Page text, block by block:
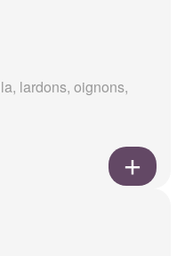
lardons, oignons,